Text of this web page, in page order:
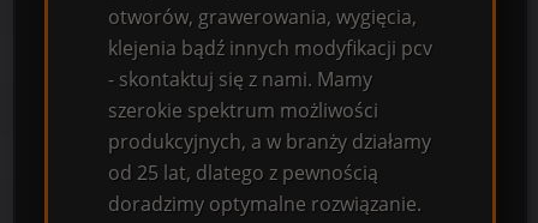
otworów, grawerowania, wygięcia,
klejenia bądź innych modyfikacji pcv
- skontaktuj się z nami. Mamy
szerokie spektrum możliwości
produkcyjnych, a w branży działamy
od 25 lat, dlatego z pewnością
doradzimy optymalne rozwiązanie.